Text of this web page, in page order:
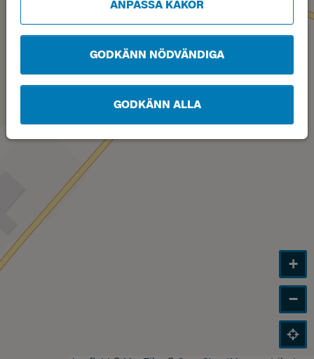
ANPASSA KAKOR
GODKÄNN NÖDVÄNDIGA
GODKÄNN ALLA
+
−